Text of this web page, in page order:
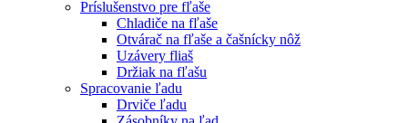
Príslušenstvo pre fľaše
Chladiče na fľaše
Otvárač na fľaše a čašnícky nôž
Uzávery fliaš
Držiak na fľašu
Spracovanie ľadu
Drviče ľadu